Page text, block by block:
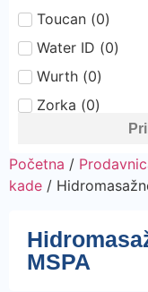
Toucan (0)
Water ID (0)
Wurth (0)
Zorka (0)
Početna /
kade /
MSPA